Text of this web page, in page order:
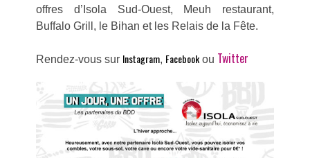
offres d’Isola Sud-Ouest, Meuh restaurant,
Buffalo Grill, le Bihan et les Relais de la Fête.
Rendez-vous sur Instagram, Facebook ou Twitter